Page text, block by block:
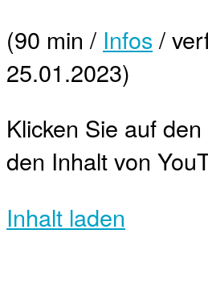
(90 min / Infos/
25.01.2023)
Klicken Sie auf
den Inhalt von
Inhalt laden